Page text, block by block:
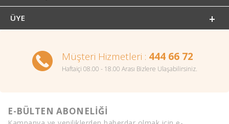
ÜYE
Müşteri Hizmetleri : 444 66 72
Haftaiçi 08.00 - 18.00 Arası Bizlere Ulaşabilirsiniz.
E-BÜLTEN ABONELİĞİ